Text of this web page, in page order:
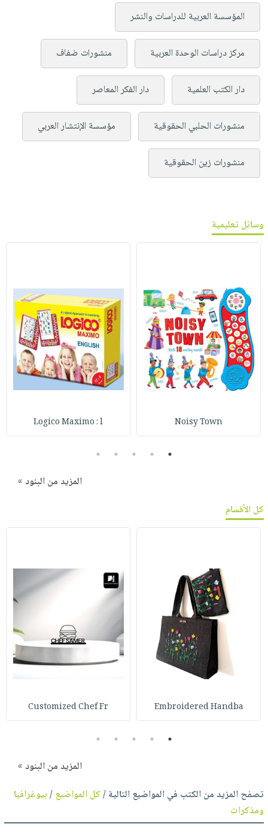
المؤسسة العربية للدراسات والنشر
مركز دراسات الوحدة العربية منشورات ضفاف
دار الكتب العلمية دار الفكر المعاصر
منشورات الحلبي الحقوقية مؤسسة الإنتشار العربي
منشورات زين الحقوقية
وسائل تعليمية
Noisy Town
Logico Maximo : l
1
2
3
4
5
المزيد من البنود »
كل الأقسام
Embroidered Handba
Customized Chef Fr
1
2
3
4
5
المزيد من البنود »
تصفح المزيد من الكتب في المواضيع التالية /كل المواضيع/بيوغرافيا
ومذكرات